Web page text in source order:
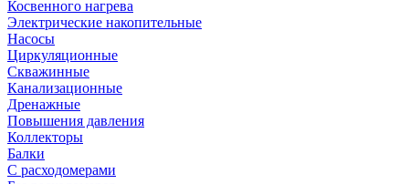
Косвенного нагрева
Электрические накопительные
Насосы
Циркуляционные
Скважинные
Канализационные
Дренажные
Повышения давления
Коллекторы
Балки
С расходомерами